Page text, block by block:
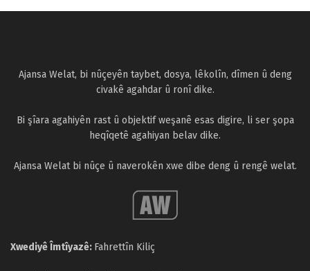
Ajansa Welat, bi nûçeyên taybet, dosya, lêkolîn, dîmen û deng
civakê agahdar û ronî dike.
Bi şîara agahiyên rast û objektif weşanê esas digire, li ser şopa
heqîqetê agahiyan belav dike.
Ajansa Welat bi nûçe û naverokên xwe dibe deng û rengê welat.
Xwediyê Îmtîyazê: Fahrettîn Kiliç